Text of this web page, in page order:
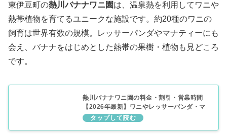
東伊豆町の熱川バナナワニ園は、温泉熱を利用してワニや
熱帯植物を育てるユニークな施設です。約20種のワニの
飼育は世界有数の規模。レッサーパンダやマナティーにも
会え、バナナをはじめとした熱帯の果樹・植物も見どころ
です。
熱川バナナワニ園の料金・割引・営業時間
【2026年最新】ワニやレッサーパンダ・マ
ナティーも